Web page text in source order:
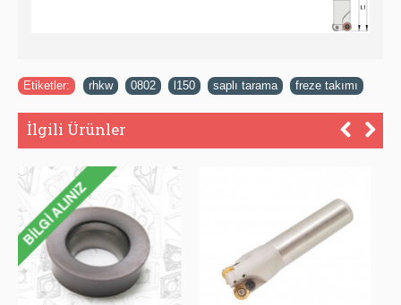
Etiketler: rhkw 0802 l150 saplı tarama freze takımı
İlgili Ürünler